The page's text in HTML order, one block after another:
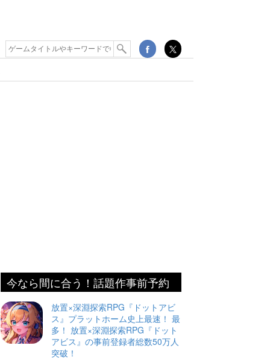
今なら間に合う！話題作事前予約
放置×深淵探索RPG『ドットアビ
ス』プラットホーム史上最速！ 最
多！ 放置×深淵探索RPG『ドット
アビス』の事前登録者総数50万人
突破！